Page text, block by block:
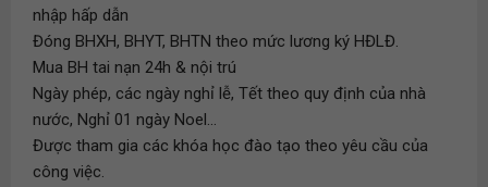
nhập hấp dẫn
Đóng BHXH, BHYT, BHTN theo mức lương ký HĐLĐ.
Mua BH tai nạn 24h & nội trú
Ngày phép, các ngày nghỉ lễ, Tết theo quy định của nhà
nước, Nghỉ 01 ngày Noel...
Được tham gia các khóa học đào tạo theo yêu cầu của
công việc.